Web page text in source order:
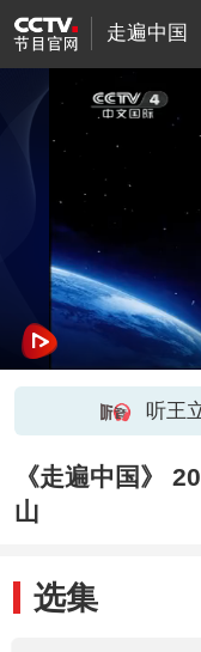
走遍中国
听王
《走遍中国》
山
选集